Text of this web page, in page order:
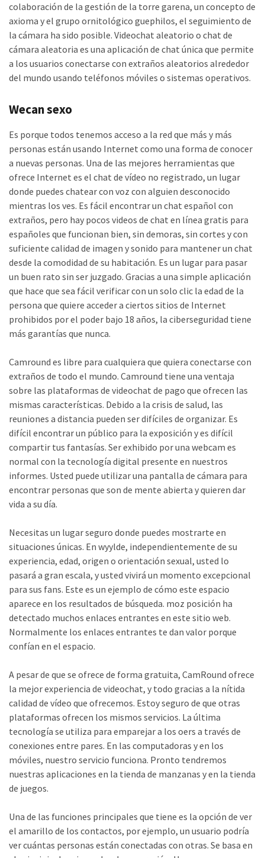
colaboración de la gestión de la torre garena, un concepto de
axioma y el grupo ornitológico guephilos, el seguimiento de
la cámara ha sido posible. Videochat aleatorio o chat de
cámara aleatoria es una aplicación de chat única que permite
a los usuarios conectarse con extraños aleatorios alrededor
del mundo usando teléfonos móviles o sistemas operativos.
Wecan sexo
Es porque todos tenemos acceso a la red que más y más
personas están usando Internet como una forma de conocer
a nuevas personas. Una de las mejores herramientas que
ofrece Internet es el chat de vídeo no registrado, un lugar
donde puedes chatear con voz con alguien desconocido
mientras los ves. Es fácil encontrar un chat español con
extraños, pero hay pocos videos de chat en línea gratis para
españoles que funcionan bien, sin demoras, sin cortes y con
suficiente calidad de imagen y sonido para mantener un chat
desde la comodidad de su habitación. Es un lugar para pasar
un buen rato sin ser juzgado. Gracias a una simple aplicación
que hace que sea fácil verificar con un solo clic la edad de la
persona que quiere acceder a ciertos sitios de Internet
prohibidos por el poder bajo 18 años, la ciberseguridad tiene
más garantías que nunca.
Camround es libre para cualquiera que quiera conectarse con
extraños de todo el mundo. Camround tiene una ventaja
sobre las plataformas de videochat de pago que ofrecen las
mismas características. Debido a la crisis de salud, las
reuniones a distancia pueden ser difíciles de organizar. Es
difícil encontrar un público para la exposición y es difícil
compartir tus fantasías. Ser exhibido por una webcam es
normal con la tecnología digital presente en nuestros
informes. Usted puede utilizar una pantalla de cámara para
encontrar personas que son de mente abierta y quieren dar
vida a su día.
Necesitas un lugar seguro donde puedes mostrarte en
situaciones únicas. En wyylde, independientemente de su
experiencia, edad, origen o orientación sexual, usted lo
pasará a gran escala, y usted vivirá un momento excepcional
para sus fans. Este es un ejemplo de cómo este espacio
aparece en los resultados de búsqueda. moz posición ha
detectado muchos enlaces entrantes en este sitio web.
Normalmente los enlaces entrantes te dan valor porque
confían en el espacio.
A pesar de que se ofrece de forma gratuita, CamRound ofrece
la mejor experiencia de videochat, y todo gracias a la nítida
calidad de vídeo que ofrecemos. Estoy seguro de que otras
plataformas ofrecen los mismos servicios. La última
tecnología se utiliza para emparejar a los oers a través de
conexiones entre pares. En las computadoras y en los
móviles, nuestro servicio funciona. Pronto tendremos
nuestras aplicaciones en la tienda de manzanas y en la tienda
de juegos.
Una de las funciones principales que tiene es la opción de ver
el amarillo de los contactos, por ejemplo, un usuario podría
ver cuántas personas están conectadas con otras. Se basa en